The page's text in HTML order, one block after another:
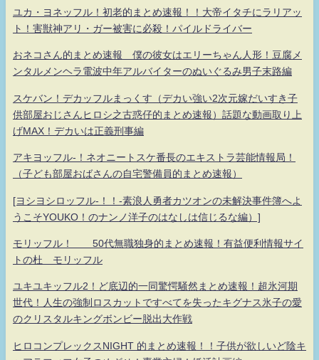
ユカ・ヨネッフル！初老的まとめ速報！！大帝イタチにラリアッ
ト！害獣神アリ・ガー被害に必殺！パイルドライバー
おネコさん的まとめ速報 僕の彼女はエリーちゃん人形！豆腐メ
ンタルメンヘラ電波中年アルバイターのぬいぐるみ男子末路編
スケバン！デカッフルまっくす（デカい強い2次元嫁だいすき子
供部屋おじさんヒロシ之古惑仔的まとめ速報）話題な動画取り上
げMAX！デカいは正義刑事編
アキヨッフル-！ネオニートスケ番長のエキストラ芸能情報局！
（子ども部屋おばさんの自宅警備員的まとめ速報）
[ヨシヨシロッフル-！！-素浪人勇者カツオンの未解決事件簿へよ
うこそYOUKO！のナンノ洋子のはなしは信じるな編）]
モリッフル！ 50代無職独身的まとめ速報！有益便利情報サイ
トの杜 モリッフル
ユキユキッフル2！ど底辺的一同驚愕騒然まとめ速報！超氷河期
世代！人生の強制ロスカットですべてを失ったキグナス氷子の愛
のクリスタルキングボンビー脱出大作戦
ヒロコンプレックスNIGHT 的まとめ速報！！子供が欲しいど陰キ